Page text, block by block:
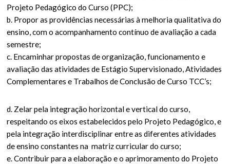
Projeto Pedagógico do Curso (PPC);
b. Propor as providências necessárias à melhoria qualitativa do
ensino, com o acompanhamento contínuo de avaliação a cada
semestre;
c. Encaminhar propostas de organização, funcionamento e
avaliação das atividades de Estágio Supervisionado, Atividades
Complementares e Trabalhos de Conclusão de Curso TCC’s;
d. Zelar pela integração horizontal e vertical do curso,
respeitando os eixos estabelecidos pelo Projeto Pedagógico, e
pela integração interdisciplinar entre as diferentes atividades
de ensino constantes na matriz curricular do curso;
e. Contribuir para a elaboração e o aprimoramento do Projeto